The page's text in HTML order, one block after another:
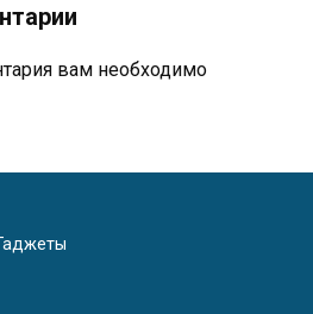
вам необходимо